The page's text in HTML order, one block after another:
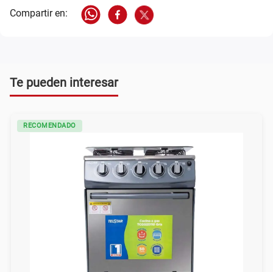
Te pueden interesar
RECOMENDADO